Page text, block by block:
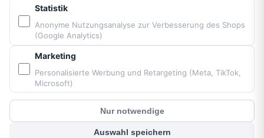
PARTNER & MARKEN
Vittorazi Motoren MY25
Airconception
Apco Aviation
Ozone
? Kunden Chat
Statistik
Anonyme Nutzungsanalyse zur Verbesserung des Shops
(Google Analytics)
Marketing
Personalisierte Werbung und Retargeting (Meta, TikTok,
Microsoft)
Nur notwendige
Auswahl speichern